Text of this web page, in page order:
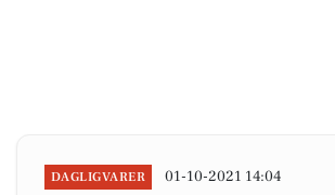
DAGLIGVARER 01-10-2021 14:04